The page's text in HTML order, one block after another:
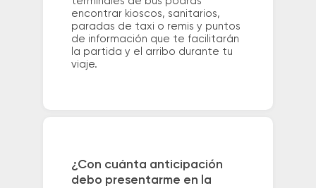
encontrar kioscos, sanitarios,
paradas de taxi o remis y puntos
de información que te facilitarán
la partida y el arribo durante tu
viaje.
¿Con cuánta anticipación
debo presentarme en la